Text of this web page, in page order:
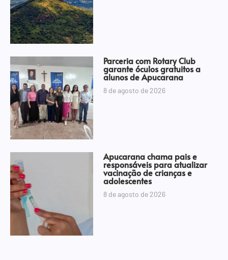
Parceria com Rotary Club
garante óculos gratuitos a
alunos de Apucarana
8 de agosto de 2026
Apucarana chama pais e
responsáveis para atualizar
vacinação de crianças e
adolescentes
8 de agosto de 2026